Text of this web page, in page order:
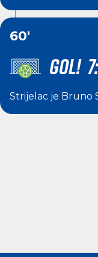
60'
GOL!
Strijelac je Bruno